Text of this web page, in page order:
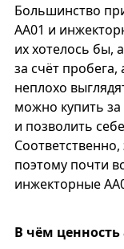
Большинство
АА01 и
их хотелось бы,
за счёт
неплохо
можно купить
и позволить
поэтому почти
инжекторные
В чём